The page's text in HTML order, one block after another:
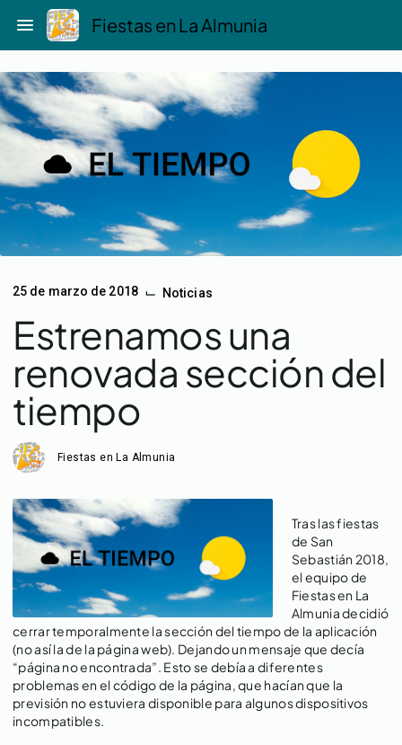
contenido
menu Fiestas en La Almunia
25 de marzo de 2018 ⌙ Noticias
Estrenamos una
renovada sección del
tiempo
Fiestas en La Almunia
Tras las fiestas
de San
Sebastián 2018,
el equipo de
Fiestas en La
Almunia decidió
cerrar temporalmente la sección del tiempo de la aplicación
(no así la de la página web). Dejando un mensaje que decía
“página no encontrada”. Esto se debía a diferentes
problemas en el código de la página, que hacían que la
previsión no estuviera disponible para algunos dispositivos
incompatibles.